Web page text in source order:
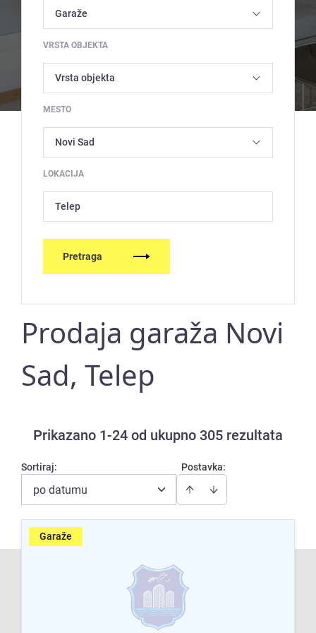
VRSTA OBJEKTA
MESTO
LOKACIJA
Telep
Pretraga
Prodaja garaža Novi
Sad, Telep
Prikazano 1-24 od ukupno 305 rezultata
Postavka:
Sortiraj:
po datumu
Garaže